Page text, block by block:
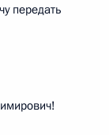
передать